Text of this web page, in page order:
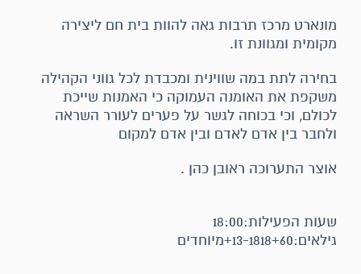
מונארט מרכז תרבות גאה להוות בית חם ליצירה
מקומית ומגוונת זו.
בחירה לתת במה שווינית ומכבדת לכל גווני הקהילה
משקפת את האומנה העמוקה כי האמנות שייכת
לכולם, וכי בכוחה לגשר על פערים לעורר השראה
ולחבר בין אדם לאדם ובין אדם למקום
אוצר התערוכה ראובן כהן .
שעות הפעילות:18:00
גילאים:13-1818+60+מיוחדים